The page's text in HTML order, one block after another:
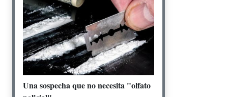
Una sospecha que no necesita "olfato